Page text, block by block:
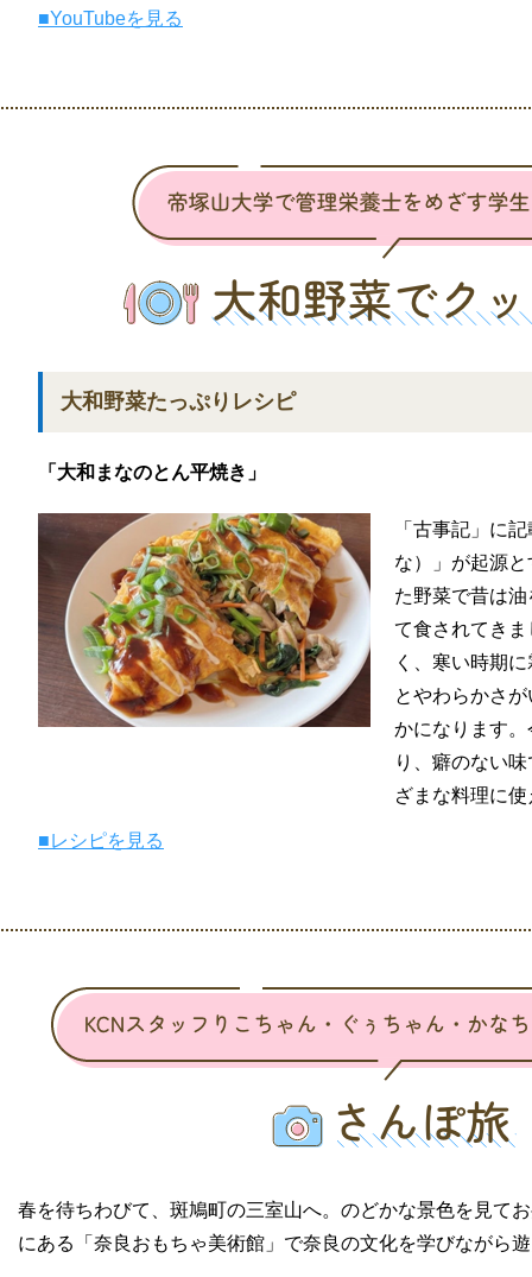
■YouTubeを見る
大和野菜たっぷりレシピ
「大和まなのとん平焼き」
「古事記」に
な）」が起源
た野菜で昔は
て食されてき
く、寒い時期
とやわらかさ
かになります
り、癖のない
ざまな料理に
■レシピを見る
春を待ちわびて、斑鳩町の三室山へ。のどかな景色を見て
にある「奈良おもちゃ美術館」で奈良の文化を学びながら